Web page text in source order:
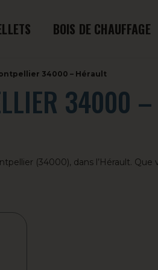
BOIS DE CHAUFFAGE
34000 – Hérault
34000 –
(34000), dans l’Hérault.